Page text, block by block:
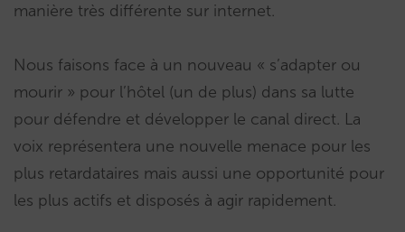
manière très différente sur internet.
Nous faisons face à un nouveau « s’adapter ou
mourir » pour l’hôtel (un de plus) dans sa lutte
pour défendre et développer le canal direct. La
voix représentera une nouvelle menace pour les
plus retardataires mais aussi une opportunité pour
les plus actifs et disposés à agir rapidement.